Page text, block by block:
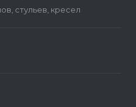
стульев, кресел